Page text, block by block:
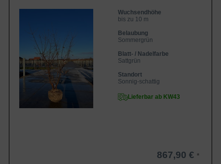
Wuchsendhöhe
bis zu 10 m
Belaubung
Sommergrün
Blatt- / Nadelfarbe
Sattgrün
Standort
Sonnig-schattig
Lieferbar ab KW43
867,90 €